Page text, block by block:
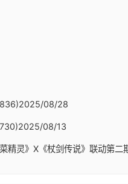
08/28
08/13
精灵》X《杖剑传说》联动第